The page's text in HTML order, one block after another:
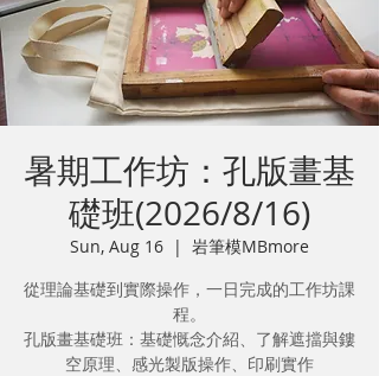
暑期工作坊：孔版畫基
礎班(2026/8/16)
Sun, Aug 16
  |
岩筆模MBmore
從理論基礎到實際操作，一日完成的工作坊課
程。
孔版畫基礎班：基礎慨念介紹、了解遮擋與鏤
空原理、感光製版操作、印刷實作